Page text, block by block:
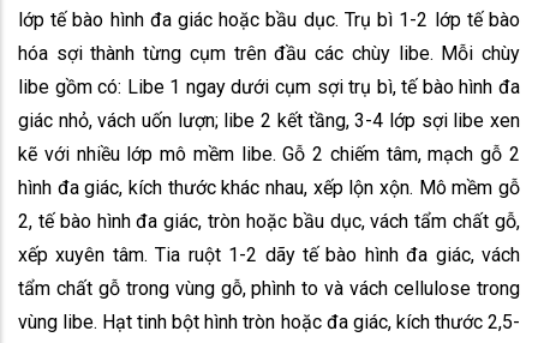
lớp tế bào hình đa giác hoặc bầu dục. Trụ bì 1-2 lớp tế bào
hóa sợi thành từng cụm trên đầu các chùy libe. Mỗi chùy
libe gồm có: Libe 1 ngay dưới cụm sợi trụ bì, tế bào hình đa
giác nhỏ, vách uốn lượn; libe 2 kết tầng, 3-4 lớp sợi libe xen
kẽ với nhiều lớp mô mềm libe. Gỗ 2 chiếm tâm, mạch gỗ 2
hình đa giác, kích thước khác nhau, xếp lộn xộn. Mô mềm gỗ
2, tế bào hình đa giác, tròn hoặc bầu dục, vách tẩm chất gỗ,
xếp xuyên tâm. Tia ruột 1-2 dãy tế bào hình đa giác, vách
tẩm chất gỗ trong vùng gỗ, phình to và vách cellulose trong
vùng libe. Hạt tinh bột hình tròn hoặc đa giác, kích thước 2,5-